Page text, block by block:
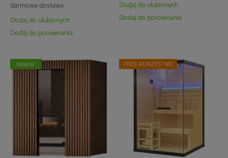
darmowa dostawa
Dodaj do ulubionych
Dodaj do porównania
Dodaj do ulubionych
Dodaj do porównania
Nowość PRZE-KORZYSTNIE